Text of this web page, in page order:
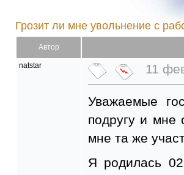
Грозит ли мне увольнение с
Автор
natstar 11
Уважаемые
подругу и мне
мне та же
Я родилась